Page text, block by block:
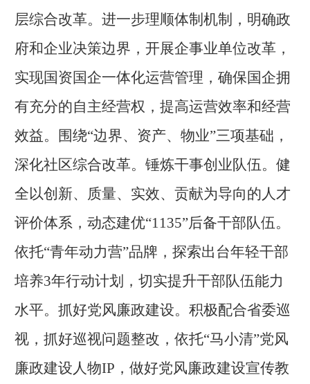
层综合改革。进一步理顺体制机制，明确政
府和企业决策边界，开展企事业单位改革，
实现国资国企一体化运营管理，确保国企拥
有充分的自主经营权，提高运营效率和经营
效益。围绕“边界、资产、物业”三项基础，
深化社区综合改革。锤炼干事创业队伍。健
全以创新、质量、实效、贡献为导向的人才
评价体系，动态建优“1135”后备干部队伍。
依托“青年动力营”品牌，探索出台年轻干部
培养3年行动计划，切实提升干部队伍能力
水平。抓好党风廉政建设。积极配合省委巡
视，抓好巡视问题整改，依托“马小清”党风
廉政建设人物IP，做好党风廉政建设宣传教